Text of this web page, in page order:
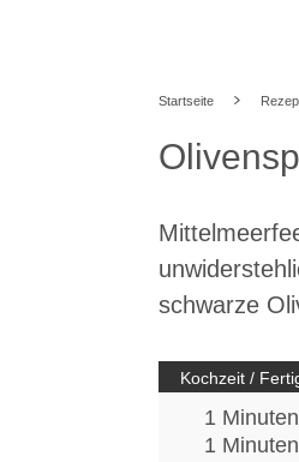
Startseite
schwarze
Kochzeit /
1 Minuten
1 Minuten